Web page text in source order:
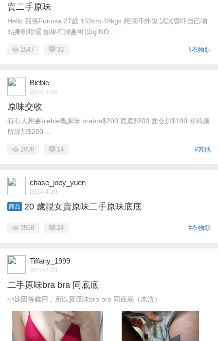
賣二手原味
Hello 我係Furiosa 27歲 153cm 48kgs 想賺吓外快 試試賣吓自己啲
貼身嘢咁囉 如果有興趣可以tg NO ...
#衣物類
1547 32
Biebie
2024-2-26
原味交收
有冇人想要biebie嘅原味 brabra$200 底底$200 面交加$100 即時廁
所除加$200 ...
#其他
2009 14
chase_joey_yuen
2024-4-29
商品 20 歲靚女賣原味二手原味底底
#衣物類
3568 24
Tiffany_1999
2024-2-23
二手原味bra bra 同底底
小妹因等錢用，所以賣原味bra bra 同底底（未洗）